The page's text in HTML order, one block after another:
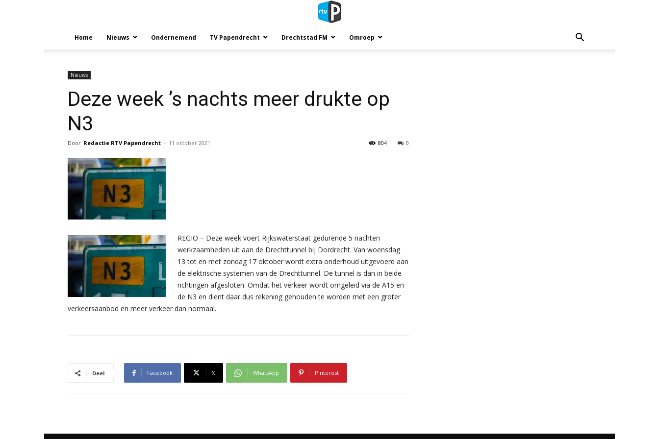
Home Nieuws Ondernemend TV Papendrecht Drechtstad FM Omroep
Nieuws
Deze week ’s nachts meer drukte op
N3
Door Redactie RTV Papendrecht - 11 oktober 2021 0
804
REGIO – Deze week voert Rijkswaterstaat gedurende 5 nachten
werkzaamheden uit aan de Drechttunnel bij Dordrecht. Van woensdag
13 tot en met zondag 17 oktober wordt extra onderhoud uitgevoerd aan
de elektrische systemen van de Drechttunnel. De tunnel is dan in beide
richtingen afgesloten. Omdat het verkeer wordt omgeleid via de A15 en
de N3 en dient daar dus rekening gehouden te worden met een groter
verkeersaanbod en meer verkeer dan normaal.
Deel Facebook X WhatsApp Pinterest